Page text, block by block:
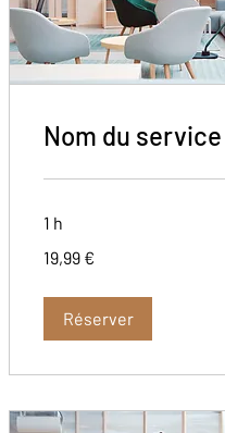
Nom du service
1 h
euros
19,99 €
Réserver